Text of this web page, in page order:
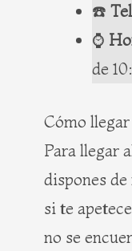
☎️
⌚️
de
Cómo
Para llegar
dispones
si te
no se